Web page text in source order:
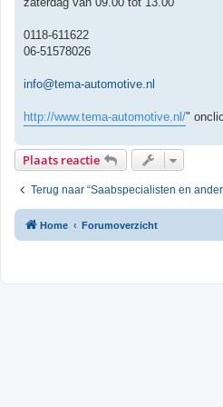
0118-611622
06-51578026
info@tema-automotive.nl
http://www.tema-automotive.nl/"
Plaats reactie
Terug naar “Saabspecialisten en
Home Forumoverzicht